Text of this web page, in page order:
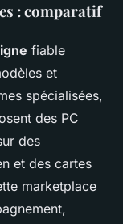
: comparatif
fiable
et
spécialisées,
des PC
des
et des cartes
marketplace